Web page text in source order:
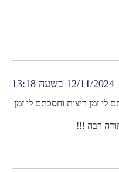
12/11/2024 בשעה 13:18
זמן ריצות וחסכתם לי זמן
רבה !!!